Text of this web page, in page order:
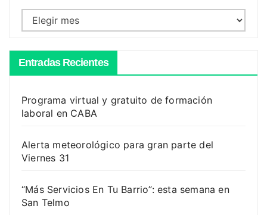
Archivos
Entradas Recientes
Programa virtual y gratuito de formación
laboral en CABA
Alerta meteorológico para gran parte del
Viernes 31
“Más Servicios En Tu Barrio”: esta semana en
San Telmo